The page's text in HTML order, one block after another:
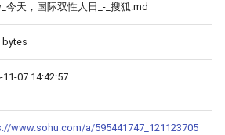
今天，国际双性人日_-_搜狐.md
bytes
11-07 14:42:57
www.sohu.com/a/595441747_121123705